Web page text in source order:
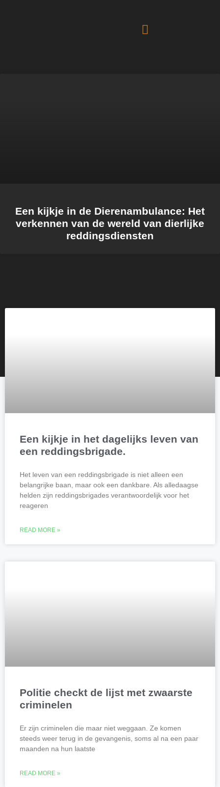
Een kijkje in de Dierenambulance: Het
verkennen van de wereld van dierlijke
reddingsdiensten
Een kijkje in het dagelijks leven van
een reddingsbrigade.
Het leven van een reddingsbrigade is niet alleen een
belangrijke baan, maar ook een dankbare. Als alledaagse
helden zijn reddingsbrigades verantwoordelijk voor het
reageren
READ MORE »
Politie checkt de lijst met zwaarste
criminelen
Er zijn criminelen die maar niet weggaan. Ze komen
steeds weer terug in de gevangenis, soms al na een paar
maanden na hun laatste
READ MORE »